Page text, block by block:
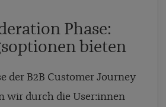
Phase:
bieten
der B2B Customer Journey
wir durch die User:innen